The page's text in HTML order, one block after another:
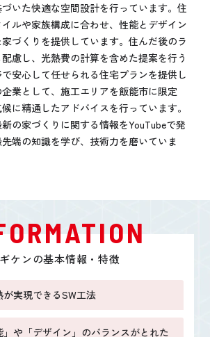
いた快適な空間設計を行っています。住
ルや家族構成に合わせ、性能とデザイン
づくりを提供しています。住んだ後のラ
慮し、光熱費の計算を含めた提案を行う
安心して任せられる住宅プランを提供し
業として、施工エリアを飯能市に限定
に精通したアドバイスを行っています。
の家づくりに関する情報をYouTubeで発
端の知識を学び、技術力を磨いていま
ケンの基本情報・特徴
が実現できるSW工法
」や「デザイン」のバランスがとれた